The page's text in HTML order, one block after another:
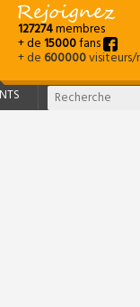
127274membres
+ de15000fans
+ de600000visiteurs/